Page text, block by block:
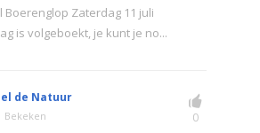
Boerenglop Zaterdag 11 juli
is volgeboekt, je kunt je no...
de Natuur
Bekeken 0